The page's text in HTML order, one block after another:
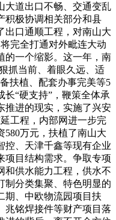
大道出口不畅、交通变乱
积极协调相关部分和县
出口通顺工程，对南山大
完全打通对外毗连大动
的一个缩影。这一年，南
抓当前、着眼久远、适
扶植、配套办事完美等5
长“硬支持”，鞭策全体承
推进的现实，实施了兴安
工程，内部网进一步完
580万元，扶植了南山大
控、天津千鑫等现有企业
项目结构需求。争取专项
和供水能力工程，供水不
制分类集聚、特色明显的
期、中欧物流园项目扶
兆铭焊接件等财产项目落